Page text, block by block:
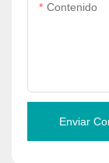
Contenido
Enviar